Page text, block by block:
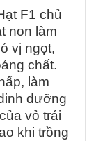
F1 chủ
non làm
vị ngọt,
chất.
làm
dưỡng
vỏ trái
khi trồng